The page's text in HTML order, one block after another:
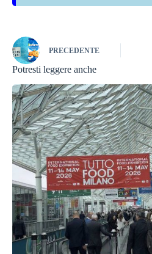
PRECEDENTE
Potresti leggere anche